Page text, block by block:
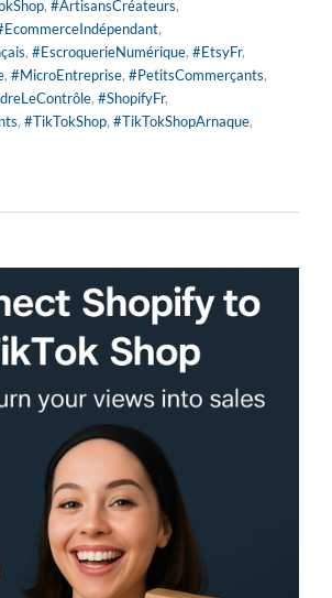
, #ArtisansCréateurs,
,
, #EscroquerieNumérique, #EtsyFr,
, #MicroEntreprise, #PetitsCommerçants,
, #ShopifyFr,
, #TikTokShop, #TikTokShopArnaque,